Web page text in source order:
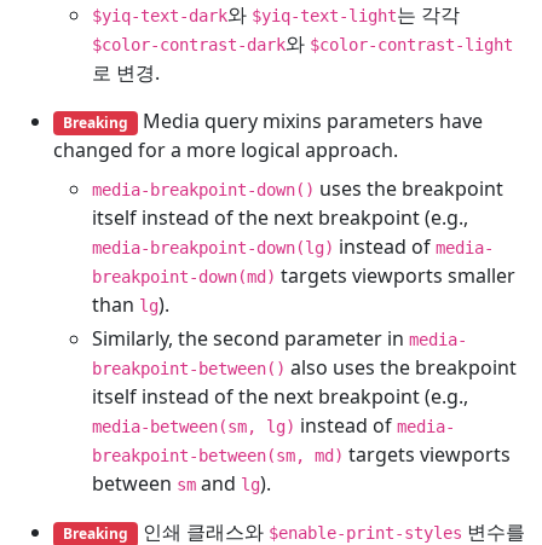
$yiq-text-dark와 $yiq-text-light는 각각
$color-contrast-dark와 $color-contrast-light
로 변경.
Breaking Media query mixins parameters have
changed for a more logical approach.
media-breakpoint-down() uses the breakpoint
itself instead of the next breakpoint (e.g.,
media-breakpoint-down(lg) instead of media-
breakpoint-down(md) targets viewports smaller
than lg).
Similarly, the second parameter in media-
breakpoint-between() also uses the breakpoint
itself instead of the next breakpoint (e.g.,
media-between(sm, lg) instead of media-
breakpoint-between(sm, md) targets viewports
between sm and lg).
Breaking 인쇄 클래스와 $enable-print-styles 변수를